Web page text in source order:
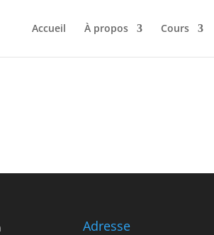
Accueil À propos Cours
Adresse